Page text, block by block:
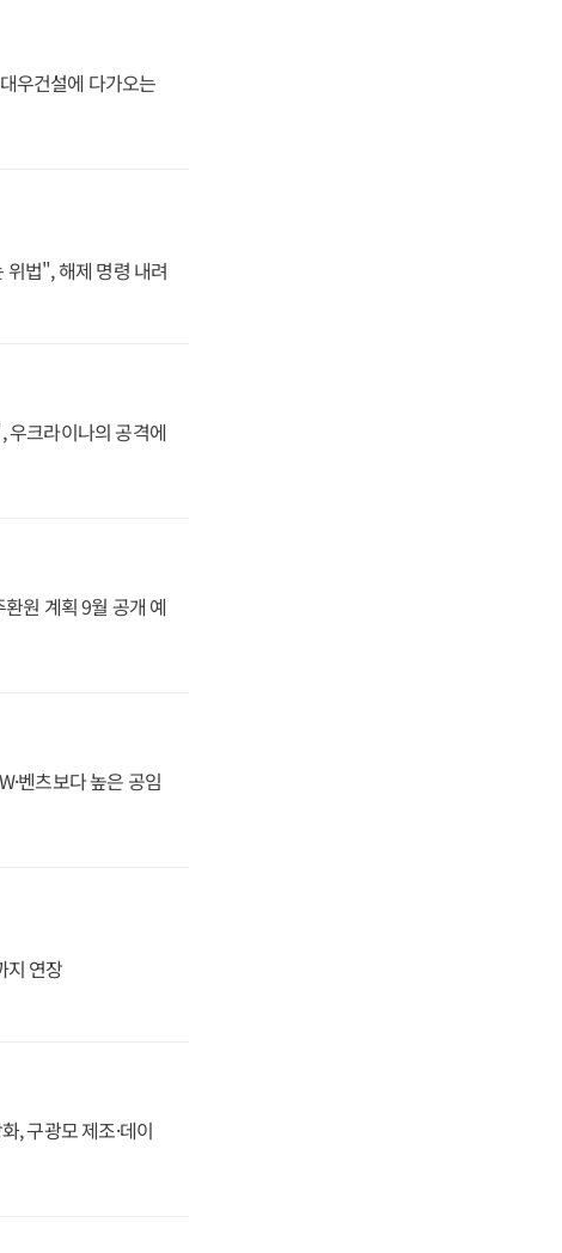
우건설에 다가오는
법", 해제 명령 내려
우크라이나의 공격에
원 계획 9월 공개 예
벤츠보다 높은 공임
지 연장
, 구광모 제조·데이